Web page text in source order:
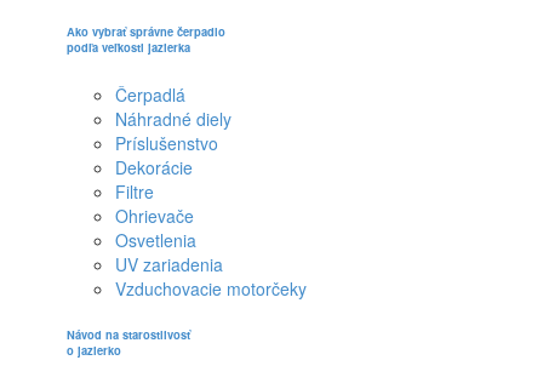
Ako vybrať správne čerpadlo
podľa veľkosti jazierka
Čerpadlá
Náhradné diely
Príslušenstvo
Dekorácie
Filtre
Ohrievače
Osvetlenia
UV zariadenia
Vzduchovacie motorčeky
Návod na starostlivosť
o jazierko